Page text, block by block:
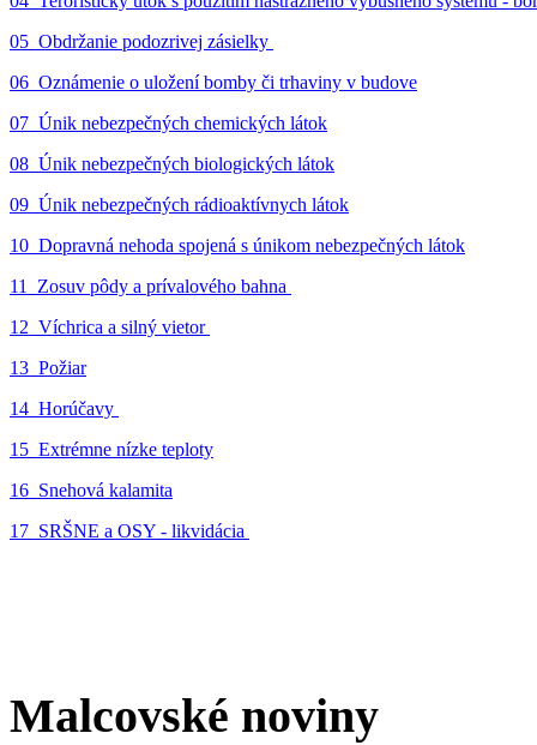
05_Obdržanie podozrivej zásielky
06_Oznámenie o uložení bomby či trhaviny v budove
07_Únik nebezpečných chemických látok
08_Únik nebezpečných biologických látok
09_Únik nebezpečných rádioaktívnych látok
10_Dopravná nehoda spojená s únikom nebezpečných látok
11_Zosuv pôdy a prívalového bahna
12_Víchrica a silný vietor
13_Požiar
14_Horúčavy
15_Extrémne nízke teploty
16_Snehová kalamita
17_SRŠNE a OSY - likvidácia
Malcovské noviny